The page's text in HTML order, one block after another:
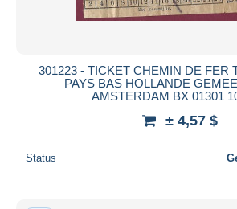
301223 - TICKET CHEMIN DE FER
PAYS BAS HOLLANDE
AMSTERDAM BX 01301
± 4,57 $
Status